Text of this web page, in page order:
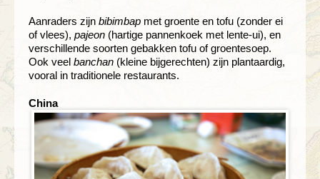
Aanraders zijn bibimbap met groente en tofu (zonder ei
of vlees), pajeon (hartige pannenkoek met lente-ui), en
verschillende soorten gebakken tofu of groentesoep.
Ook veel banchan (kleine bijgerechten) zijn plantaardig,
vooral in traditionele restaurants.
China